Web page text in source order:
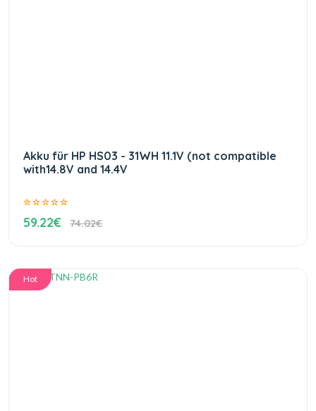
Akku für HP HS03 - 31WH 11.1V (not compatible
with14.8V and 14.4V
59.22€ 74.02€
Hot